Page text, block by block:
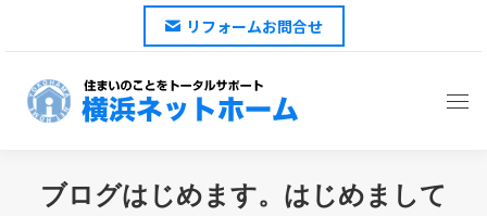
リフォームお問合せ
ブログはじめます。はじめまして